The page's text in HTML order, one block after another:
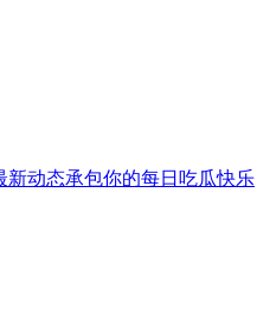
动态承包你的每日吃瓜快乐